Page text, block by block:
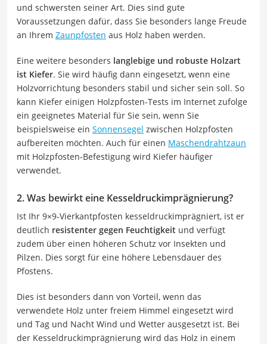
und schwersten seiner Art. Dies sind gute
Voraussetzungen dafür, dass Sie besonders lange Freude
an Ihrem Zaunpfosten aus Holz haben werden.
Eine weitere besonders langlebige und robuste Holzart
ist Kiefer. Sie wird häufig dann eingesetzt, wenn eine
Holzvorrichtung besonders stabil und sicher sein soll. So
kann Kiefer einigen Holzpfosten-Tests im Internet zufolge
ein geeignetes Material für Sie sein, wenn Sie
beispielsweise ein Sonnensegel zwischen Holzpfosten
aufbereiten möchten. Auch für einen Maschendrahtzaun
mit Holzpfosten-Befestigung wird Kiefer häufiger
verwendet.
2. Was bewirkt eine Kesseldruckimprägnierung?
Ist Ihr 9×9-Vierkantpfosten kesseldruckimprägniert, ist er
deutlich resistenter gegen Feuchtigkeit und verfügt
zudem über einen höheren Schutz vor Insekten und
Pilzen. Dies sorgt für eine höhere Lebensdauer des
Pfostens.
Dies ist besonders dann von Vorteil, wenn das
verwendete Holz unter freiem Himmel eingesetzt wird
und Tag und Nacht Wind und Wetter ausgesetzt ist. Bei
der Kesseldruckimprägnierung wird das Holz in einem